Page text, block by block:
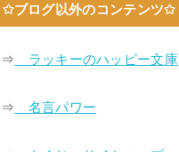
✩ブログ以外のコンテンツ✩
⇒ ラッキーのハッピー文庫
⇒ 名言パワー